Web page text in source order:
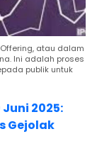
atau dalam
Ini adalah proses
publik untuk
Juni 2025:
Gejolak